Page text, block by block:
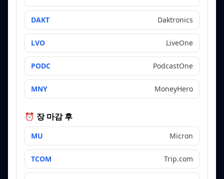
DAKT Daktronics
LVO LiveOne
PODC PodcastOne
MNY MoneyHero
⏰ 장 마감 후
MU Micron
TCOM Trip.com